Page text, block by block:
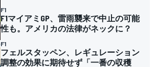
F1
F1マイアミGP、雷雨襲来で中止の可能
性も。アメリカの法律がネックに？
F1
フェルスタッペン、レギュレーション
調整の効果に期待せず「一番の収穫